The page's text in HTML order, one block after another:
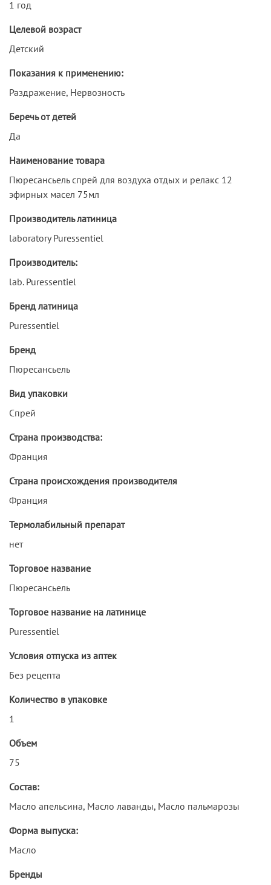
1 год
Целевой возраст
Детский
Показания к применению:
Раздражение, Нервозность
Беречь от детей
Да
Наименование товара
Пюресансьель спрей для воздуха отдых и релакс 12
эфирных масел 75мл
Производитель латиница
laboratory Puressentiel
Производитель:
lab. Puressentiel
Бренд латиница
Puressentiel
Бренд
Пюресансьель
Вид упаковки
Спрей
Страна производства:
Франция
Страна происхождения производителя
Франция
Термолабильный препарат
нет
Торговое название
Пюресансьель
Торговое название на латинице
Puressentiel
Условия отпуска из аптек
Без рецепта
Количество в упаковке
1
Объем
75
Состав:
Масло апельсина, Масло лаванды, Масло пальмарозы
Форма выпуска:
Масло
Бренды